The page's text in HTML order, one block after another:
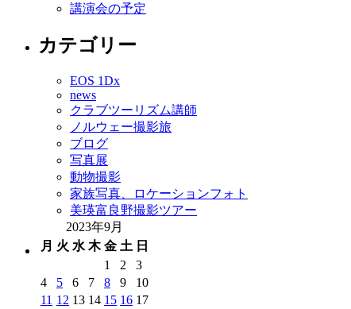
講演会の予定
カテゴリー
EOS 1Dx
news
クラブツーリズム講師
ノルウェー撮影旅
ブログ
写真展
動物撮影
家族写真、ロケーションフォト
美瑛富良野撮影ツアー
2023年9月
月 火 水 木 金 土 日
1 2
3
4
5 6 7 8 9
10
11 12 13 14 15 16 17